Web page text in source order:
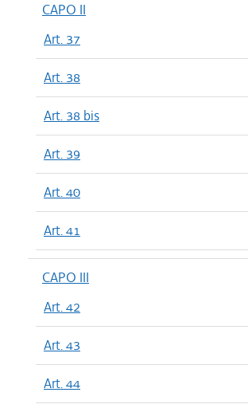
CAPO II
Art. 37
Art. 38
Art. 38 bis
Art. 39
Art. 40
Art. 41
CAPO III
Art. 42
Art. 43
Art. 44